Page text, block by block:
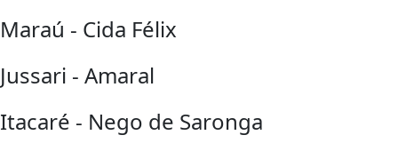
Maraú - Cida Félix
Jussari - Amaral
Itacaré - Nego de Saronga